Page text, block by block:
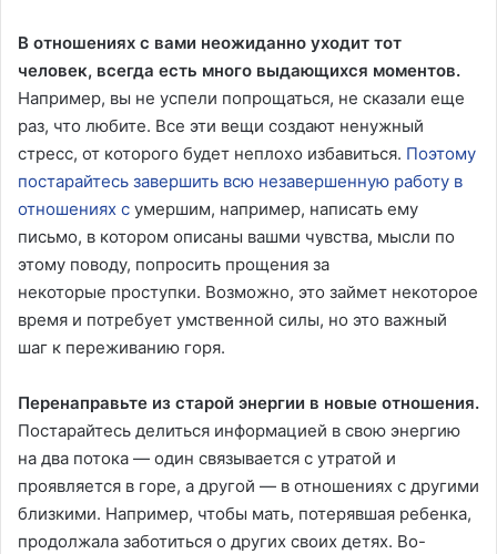
В отношениях с вами неожиданно уходит тот
человек, всегда есть много выдающихся моментов.
Например, вы не успели попрощаться, не сказали еще
раз, что любите. Все эти вещи создают ненужный
стресс, от которого будет неплохо избавиться. Поэтому
постарайтесь завершить всю незавершенную работу в
отношениях с умершим, например, написать ему
письмо, в котором описаны вашми чувства, мысли по
этому поводу, попросить прощения за
некоторые проступки. Возможно, это займет некоторое
время и потребует умственной силы, но это важный
шаг к переживанию горя.
Перенаправьте из старой энергии в новые отношения.
Постарайтесь делиться информацией в свою энергию
на два потока — один связывается с утратой и
проявляется в горе, а другой — в отношениях с другими
близкими. Например, чтобы мать, потерявшая ребенка,
продолжала заботиться о других своих детях. Во-